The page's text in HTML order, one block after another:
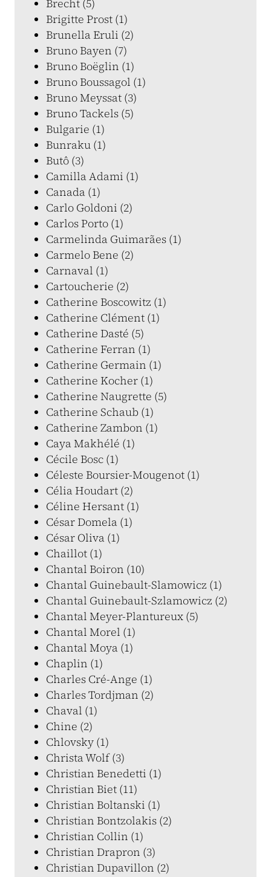
Brecht (5)
Brigitte Prost (1)
Brunella Eruli (2)
Bruno Bayen (7)
Bruno Boëglin (1)
Bruno Boussagol (1)
Bruno Meyssat (3)
Bruno Tackels (5)
Bulgarie (1)
Bunraku (1)
Butô (3)
Camilla Adami (1)
Canada (1)
Carlo Goldoni (2)
Carlos Porto (1)
Carmelinda Guimarães (1)
Carmelo Bene (2)
Carnaval (1)
Cartoucherie (2)
Catherine Boscowitz (1)
Catherine Clément (1)
Catherine Dasté (5)
Catherine Ferran (1)
Catherine Germain (1)
Catherine Kocher (1)
Catherine Naugrette (5)
Catherine Schaub (1)
Catherine Zambon (1)
Caya Makhélé (1)
Cécile Bosc (1)
Céleste Boursier-Mougenot (1)
Célia Houdart (2)
Céline Hersant (1)
César Domela (1)
César Oliva (1)
Chaillot (1)
Chantal Boiron (10)
Chantal Guinebault-Slamowicz (1)
Chantal Guinebault-Szlamowicz (2)
Chantal Meyer-Plantureux (5)
Chantal Morel (1)
Chantal Moya (1)
Chaplin (1)
Charles Cré-Ange (1)
Charles Tordjman (2)
Chaval (1)
Chine (2)
Chlovsky (1)
Christa Wolf (3)
Christian Benedetti (1)
Christian Biet (11)
Christian Boltanski (1)
Christian Bontzolakis (2)
Christian Collin (1)
Christian Drapron (3)
Christian Dupavillon (2)